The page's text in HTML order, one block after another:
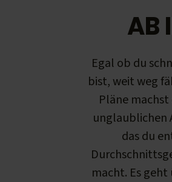
AB
Egal ob du
bist, weit weg
Pläne
unglaublichen
das du
macht. Es